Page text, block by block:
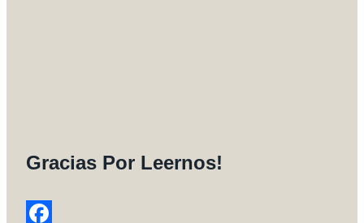
Gracias Por Leernos!